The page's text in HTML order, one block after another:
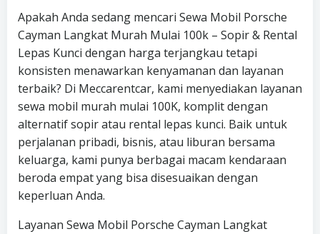
Apakah Anda sedang mencari Sewa Mobil Porsche
Cayman Langkat Murah Mulai 100k – Sopir & Rental
Lepas Kunci dengan harga terjangkau tetapi
konsisten menawarkan kenyamanan dan layanan
terbaik? Di Meccarentcar, kami menyediakan layanan
sewa mobil murah mulai 100K, komplit dengan
alternatif sopir atau rental lepas kunci. Baik untuk
perjalanan pribadi, bisnis, atau liburan bersama
keluarga, kami punya berbagai macam kendaraan
beroda empat yang bisa disesuaikan dengan
keperluan Anda.
Layanan Sewa Mobil Porsche Cayman Langkat